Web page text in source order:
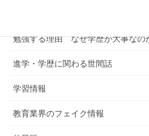
勉強する理由 なぜ学歴が大事なの
進学・学歴に関わる世間話
学習情報
教育業界のフェイク情報